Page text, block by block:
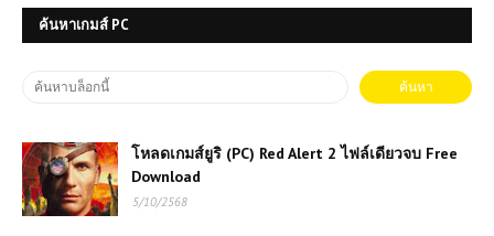
ค้นหาเกมส์ PC
โหลดเกมส์ยูริ (PC) Red Alert 2 ไฟล์เดียวจบ Free
Download
5/10/2568